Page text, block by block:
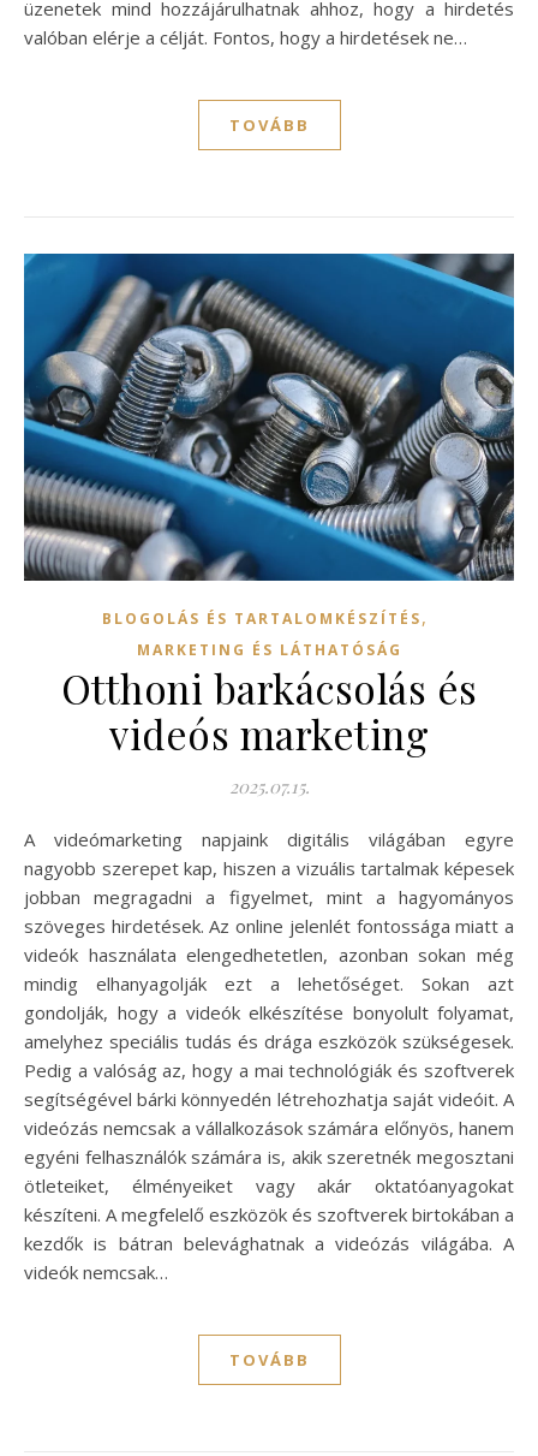
üzenetek mind hozzájárulhatnak ahhoz, hogy a hirdetés
valóban elérje a célját. Fontos, hogy a hirdetések ne…
TOVÁBB
BLOGOLÁS ÉS TARTALOMKÉSZÍTÉS,
MARKETING ÉS LÁTHATÓSÁG
Otthoni barkácsolás és
videós marketing
2025.07.15.
A videómarketing napjaink digitális világában egyre
nagyobb szerepet kap, hiszen a vizuális tartalmak képesek
jobban megragadni a figyelmet, mint a hagyományos
szöveges hirdetések. Az online jelenlét fontossága miatt a
videók használata elengedhetetlen, azonban sokan még
mindig elhanyagolják ezt a lehetőséget. Sokan azt
gondolják, hogy a videók elkészítése bonyolult folyamat,
amelyhez speciális tudás és drága eszközök szükségesek.
Pedig a valóság az, hogy a mai technológiák és szoftverek
segítségével bárki könnyedén létrehozhatja saját videóit. A
videózás nemcsak a vállalkozások számára előnyös, hanem
egyéni felhasználók számára is, akik szeretnék megosztani
ötleteiket, élményeiket vagy akár oktatóanyagokat
készíteni. A megfelelő eszközök és szoftverek birtokában a
kezdők is bátran belevághatnak a videózás világába. A
videók nemcsak…
TOVÁBB